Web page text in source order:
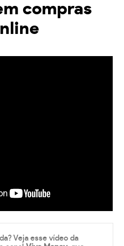
compras
Veja esse vídeo da